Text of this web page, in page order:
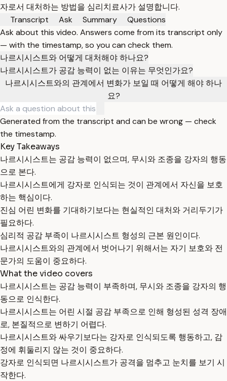
자로서 대처하는 방법을 심리치료사가 설명합니다.
Transcript
Ask Summary
Questions
Ask about this video. Answers come from its transcript only
— with the timestamp, so you can check them.
나르시시스트와 어떻게 대처해야 하나요?
나르시시스트가 공감 능력이 없는 이유는 무엇인가요?
나르시시스트와의 관계에서 변화가 보일 때 어떻게 해야 하나
요?
Generated from the transcript and can be wrong — check
the timestamp.
Key Takeaways
나르시시스트는 공감 능력이 없으며, 무시와 조종을 강자의 행동
으로 본다.
나르시시스트에게 강자로 인식되는 것이 관계에서 자신을 보호
하는 핵심이다.
진심 어린 변화를 기대하기보다는 현실적인 대처와 거리두기가
필요하다.
심리적 공감 부족이 나르시시스트 형성의 근본 원인이다.
나르시시스트와의 관계에서 벗어나기 위해서는 자기 보호와 전
문가의 도움이 중요하다.
What the video covers
나르시시스트는 공감 능력이 부족하며, 무시와 조종을 강자의 행
동으로 인식한다.
나르시시스트는 어린 시절 공감 부족으로 인해 형성된 성격 장애
로, 본질적으로 변하기 어렵다.
나르시시스트와 싸우기보다는 강자로 인식되도록 행동하고, 감
정에 휘둘리지 않는 것이 중요하다.
강자로 인식되면 나르시시스트가 공격을 멈추고 눈치를 보기 시
작한다.